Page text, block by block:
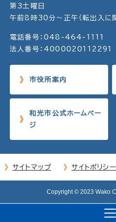
第3土曜日
午前8時30分～正午（転出入に
電話番号：048-464-1111
法人番号：4000020112291
市役所案内
和光市公式ホームペー
ジ
サイトマップ サイトポリシー
Copyright © 2023 Wako